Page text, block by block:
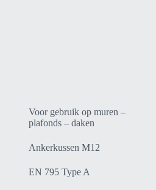
Voor gebruik op muren –
plafonds – daken
Ankerkussen M12
EN 795 Type A